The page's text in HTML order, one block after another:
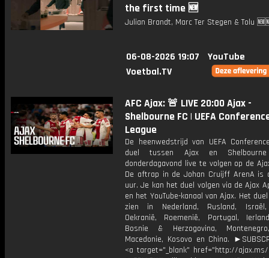
the first time 🆕
Julian Brandt, Marc Ter Stegen & Tolu
06-08-2026 19:07
YouTube
Voetbal.TV
AFC Ajax: 🚨 LIVE 20:00 Ajax -
Shelbourne FC | UEFA
League
De heenwedstrijd van UEFA
duel tussen Ajax en
donderdagavond live te volgen op de
De aftrap in de Johan Cruijff ArenA is
uur. Je kan het duel volgen via de Ajax
en het YouTube-kanaal van Ajax. Het
zien in Nederland, Rusland, Israël,
Oekranië, Roemenië, Portugal,
Bosnie & Herzogovina,
Macedonie, Kosovo en China.
<a target="_blank" href="http://